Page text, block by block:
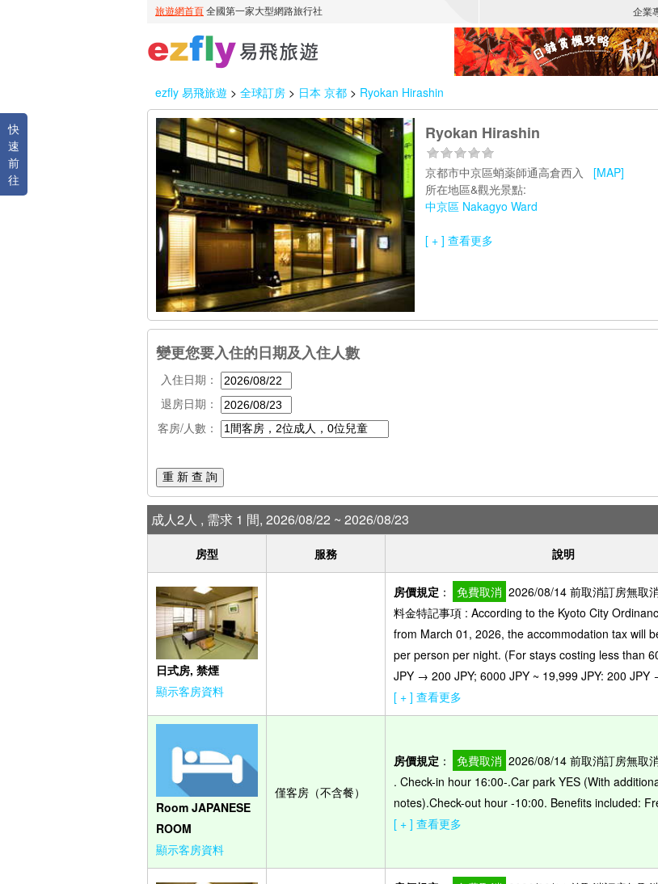
ezfly 易飛旅遊 > 全球訂房 > 日本 京都 > Ryokan Hirashin
快
速
前
往
Ryokan Hirashin
京都市中京區蛸薬師通高倉西入 [MAP]
所在地區&觀光景點:
中京區 Nakagyo Ward
[ + ] 查看更多
變更您要入住的日期及入住人數
入住日期：
退房日期：
客房/人數：
重 新 查 詢
成人2人 , 需求 1 間, 2026/08/22 ~ 2026/08/23
房型 服務 說明
日式房, 禁煙
顯示客房資料
房價規定 ： 免費取消 2026/08/14 前取消訂房無取
料金特記事項 : According to the Kyoto City
from March 01, 2026, the accommodation tax will
per person per night. (For stays costing less than
JPY → 200 JPY; 6000 JPY ~ 19,999 JPY: 200 JPY
[ + ] 查看更多
Room JAPANESE
ROOM
顯示客房資料
僅客房（不含餐）
房價規定 ： 免費取消 2026/08/14 前取消訂房無取
. Check-in hour 16:00-.Car park YES (With
notes).Check-out hour -10:00. Benefits included:
[ + ] 查看更多